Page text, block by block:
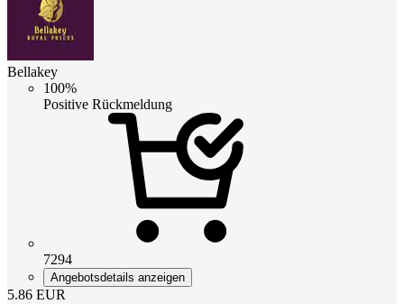
Bellakey
100%
Positive Rückmeldung
7294
Angebotsdetails anzeigen
5.86 EUR